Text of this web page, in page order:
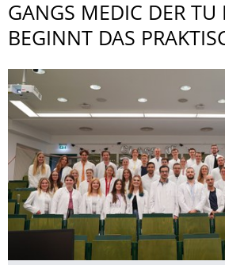
GANGS MEDIC DER TU
BEGINNT DAS